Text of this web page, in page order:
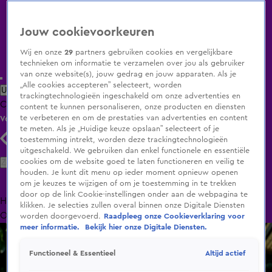
Uitzending Gemist Populaire programma's Zenders Genres
ClipsFilmsRadioSmart TV inlogShop
Volg KIJK
Zoeken
HomeUitzending Gemist Programma's De Bondgenoten
OranjezomerLivestreamsShop
Jouw cookievoorkeuren
Wij en onze29 partners gebruiken cookies en vergelijkbare
technieken om informatie te verzamelen over jou als gebruiker
van onze website(s), jouw gedrag en jouw apparaten. Als je
„Alle cookies accepteren” selecteert, worden
trackingtechnologieën ingeschakeld om onze advertenties en
content te kunnen personaliseren, onze producten en diensten
te verbeteren en om de prestaties van advertenties en content
te meten. Als je „Huidige keuze opslaan” selecteert of je
toestemming intrekt, worden deze trackingtechnologieën
uitgeschakeld. We gebruiken dan enkel functionele en essentiële
cookies om de website goed te laten functioneren en veilig te
houden. Je kunt dit menu op ieder moment opnieuw openen
om je keuzes te wijzigen of om je toestemming in te trekken
door op de link Cookie-instellingen onder aan de webpagina te
klikken. Je selecties zullen overal binnen onze Digitale Diensten
worden doorgevoerd.
Raadpleeg onze Cookieverklaring voor
meer informatie.
Bekijk hier onze Digitale Diensten.
Functioneel & Essentieel Altijd actief